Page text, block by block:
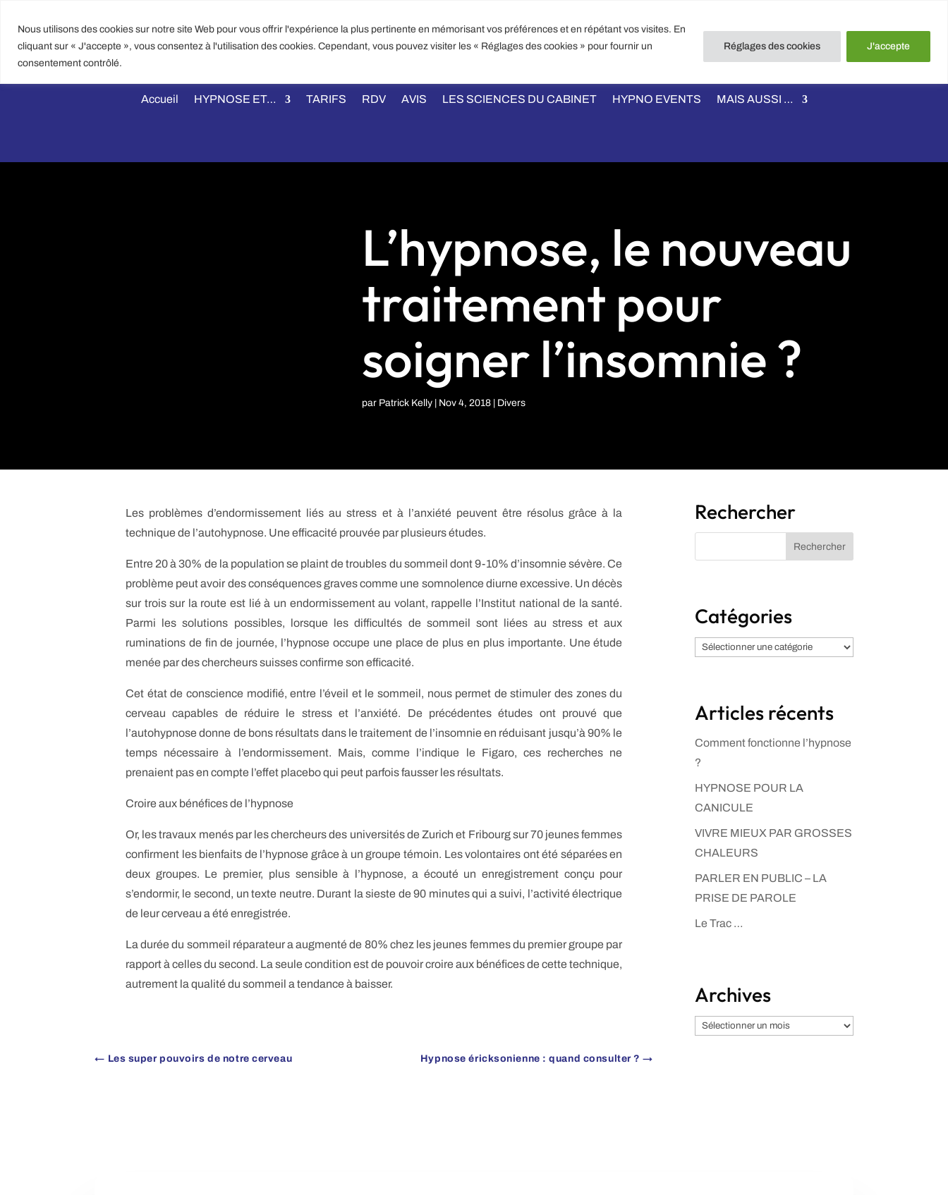
Nous utilisons des cookies sur notre site Web pour vous offrir l'expérience la plus pertinente en mémorisant vos préférences et en répétant vos visites. En
cliquant sur « J'accepte », vous consentez à l'utilisation des cookies. Cependant, vous pouvez visiter les « Réglages des cookies » pour fournir un
consentement contrôlé.
Réglages des cookies J'accepte
EMAIL :
CONTACT@IHNPL.FR
3 rue de la biscuiterie 44000 NANTES
TEL : 07 56 940 940
Accueil HYPNOSE ET… TARIFS RDV AVIS LES SCIENCES DU CABINET HYPNO EVENTS MAIS AUSSI …
L’hypnose, le nouveau
traitement pour
soigner l’insomnie ?
par Patrick Kelly| Nov 4, 2018| Divers
Les problèmes d’endormissement liés au stress et à l’anxiété peuvent être résolus grâce à la
technique de l’autohypnose. Une efficacité prouvée par plusieurs études.
Entre 20 à 30% de la population se plaint de troubles du sommeil dont 9-10% d’insomnie sévère. Ce
problème peut avoir des conséquences graves comme une somnolence diurne excessive. Un décès
sur trois sur la route est lié à un endormissement au volant, rappelle l’Institut national de la santé.
Parmi les solutions possibles, lorsque les difficultés de sommeil sont liées au stress et aux
ruminations de fin de journée, l’hypnose occupe une place de plus en plus importante. Une étude
menée par des chercheurs suisses confirme son efficacité.
Cet état de conscience modifié, entre l’éveil et le sommeil, nous permet de stimuler des zones du
cerveau capables de réduire le stress et l’anxiété. De précédentes études ont prouvé que
l’autohypnose donne de bons résultats dans le traitement de l’insomnie en réduisant jusqu’à 90% le
temps nécessaire à l’endormissement. Mais, comme l’indique le Figaro, ces recherches ne
prenaient pas en compte l’effet placebo qui peut parfois fausser les résultats.
Croire aux bénéfices de l’hypnose
Or, les travaux menés par les chercheurs des universités de Zurich et Fribourg sur 70 jeunes femmes
confirment les bienfaits de l’hypnose grâce à un groupe témoin. Les volontaires ont été séparées en
deux groupes. Le premier, plus sensible à l’hypnose, a écouté un enregistrement conçu pour
s’endormir, le second, un texte neutre. Durant la sieste de 90 minutes qui a suivi, l’activité électrique
de leur cerveau a été enregistrée.
La durée du sommeil réparateur a augmenté de 80% chez les jeunes femmes du premier groupe par
rapport à celles du second. La seule condition est de pouvoir croire aux bénéfices de cette technique,
autrement la qualité du sommeil a tendance à baisser.
← Les super pouvoirs de notre cerveau Hypnose éricksonienne : quand consulter ? →
Rechercher
Catégories
Catégories
Articles récents
Comment fonctionne l’hypnose
?
HYPNOSE POUR LA
CANICULE
VIVRE MIEUX PAR GROSSES
CHALEURS
PARLER EN PUBLIC – LA
PRISE DE PAROLE
Le Trac …
Archives
Archives